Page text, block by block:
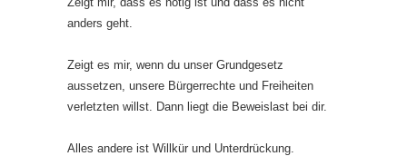
anders geht.
Zeigt es mir, wenn du unser Grundgesetz
aussetzen, unsere Bürgerrechte und Freiheiten
verletzten willst. Dann liegt die Beweislast bei dir.
Alles andere ist Willkür und Unterdrückung.